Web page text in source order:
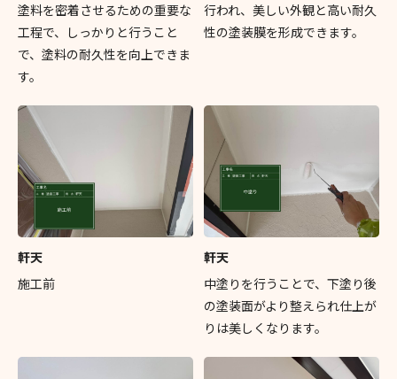
塗料を密着させるための重要な
工程で、しっかりと行うこと
で、塗料の耐久性を向上できま
す。
行われ、美しい外観と高い耐久
性の塗装膜を形成できます。
軒天
施工前
軒天
中塗りを行うことで、下塗り後
の塗装面がより整えられ仕上が
りは美しくなります。